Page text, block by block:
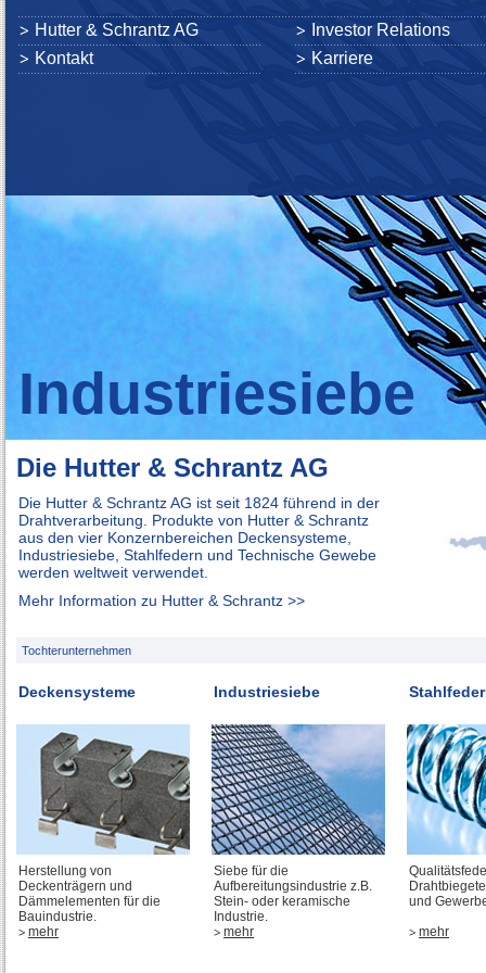
Hutter & Schrantz AG
Investor Relations
Kontakt
Karriere
Industriesiebe
Die Hutter & Schrantz AG
Die Hutter & Schrantz AG ist seit 1824 führend in der
Drahtverarbeitung. Produkte von Hutter & Schrantz
aus den vier Konzernbereichen Deckensysteme,
Industriesiebe, Stahlfedern und Technische Gewebe
werden weltweit verwendet.
Mehr Information zu Hutter & Schrantz >>
Tochterunternehmen
Deckensysteme
Herstellung von
Deckenträgern und
Dämmelementen für die
Bauindustrie.
mehr
Industriesiebe
Siebe für die
Aufbereitungsindustrie z.B.
Stein- oder keramische
Industrie.
mehr
und
mehr